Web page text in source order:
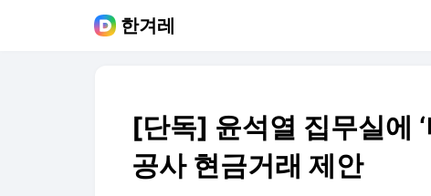
한겨레
[단독] 윤석열 집무실에
공사 현금거래 제안